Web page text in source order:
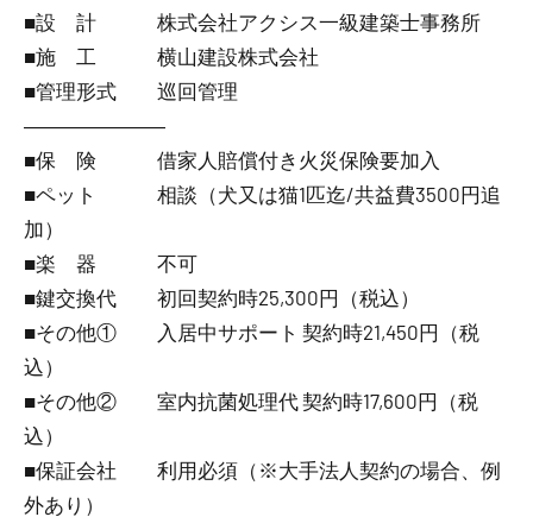
■設 計 株式会社アクシス一級建築士事務所
■施 工 横山建設株式会社
■管理形式 巡回管理
―――――――
■保 険 借家人賠償付き火災保険要加入
■ペット 相談（犬又は猫1匹迄/共益費3500円追
加）
■楽 器 不可
■鍵交換代 初回契約時25,300円（税込）
■その他① 入居中サポート 契約時21,450円（税
込）
■その他② 室内抗菌処理代 契約時17,600円（税
込）
■保証会社 利用必須（※大手法人契約の場合、例
外あり）